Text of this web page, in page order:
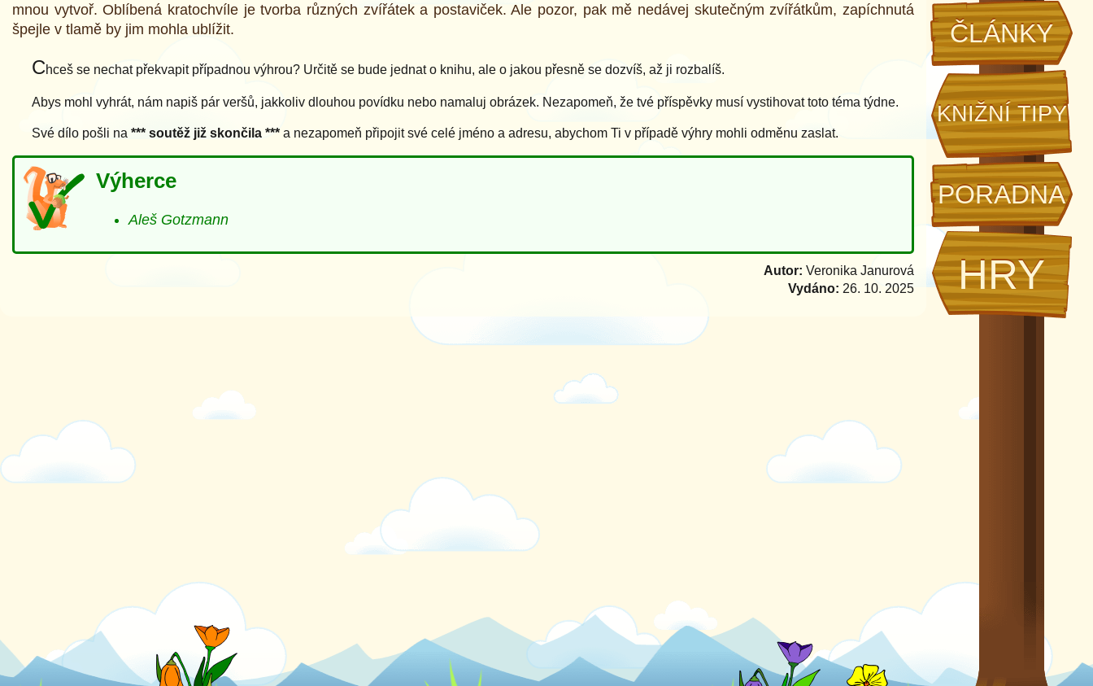
ČLÁNKY
KNIŽNÍ TIPY
PORADNA
HRY
mnou vytvoř. Oblíbená kratochvíle je tvorba různých zvířátek a postaviček. Ale pozor, pak mě nedávej skutečným zvířátkům, zapíchnutá
špejle v tlamě by jim mohla ublížit.
Chceš se nechat překvapit případnou výhrou? Určitě se bude jednat o knihu, ale o jakou přesně se dozvíš, až ji rozbalíš.
Abys mohl vyhrát, nám napiš pár veršů, jakkoliv dlouhou povídku nebo namaluj obrázek. Nezapomeň, že tvé příspěvky musí vystihovat toto téma týdne.
Své dílo pošli na *** soutěž již skončila *** a nezapomeň připojit své celé jméno a adresu, abychom Ti v případě výhry mohli odměnu zaslat.
Výherce
Aleš Gotzmann
Autor: Veronika Janurová
Vydáno: 26. 10. 2025